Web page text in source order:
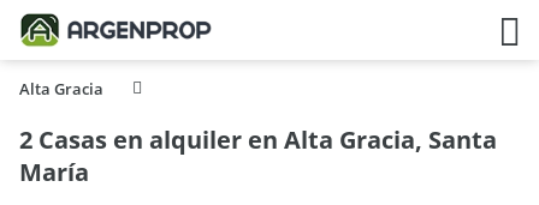
Alta Gracia
2 Casas en alquiler en Alta Gracia, Santa
María